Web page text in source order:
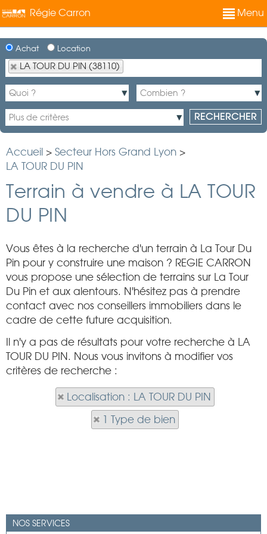
Régie Carron Menu
Achat Location
LA TOUR DU PIN (38110)
Accueil > Secteur Hors Grand Lyon >
LA TOUR DU PIN
Terrain à vendre à LA TOUR
DU PIN
Vous êtes à la recherche d'un terrain à La Tour Du
Pin pour y construire une maison ? REGIE CARRON
vous propose une sélection de terrains sur La Tour
Du Pin et aux alentours. N'hésitez pas à prendre
contact avec nos conseillers immobiliers dans le
cadre de cette future acquisition.
Il n'y a pas de résultats pour votre recherche à LA
TOUR DU PIN. Nous vous invitons à modifier vos
critères de recherche :
Localisation : LA TOUR DU PIN
1 Type de bien
NOS SERVICES